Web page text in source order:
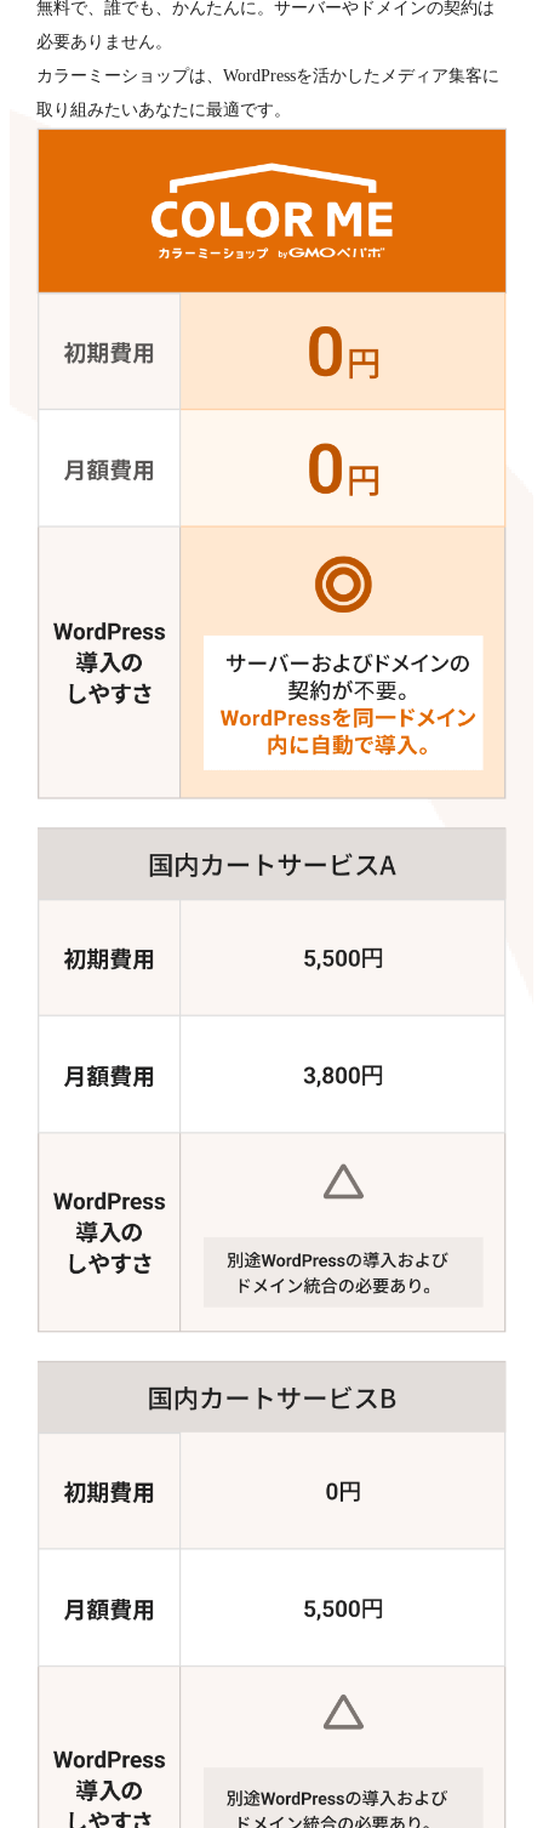
無料で、誰でも、かんたんに。サーバーやドメインの契約は
必要ありません。
カラーミーショップは、WordPressを活かしたメディア集客に
取り組みたいあなたに最適です。